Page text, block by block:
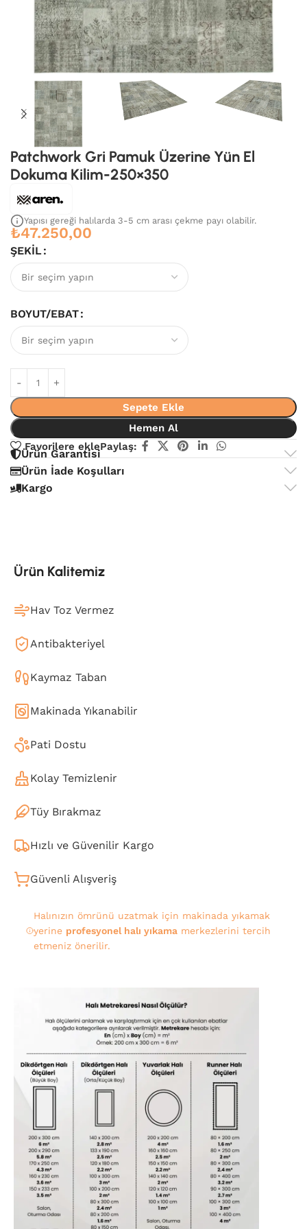
Patchwork Gri Pamuk Üzerine Yün El
Dokuma Kilim-250×350
Yapısı gereği halılarda 3-5 cm arası çekme payı olabilir.
₺47.250,00
ŞEKIL
BOYUT/EBAT
Sepete Ekle
Hemen Al
Favorilere eklePaylaş:
Ürün Garantisi
Ürün İade Koşulları
Kargo
Ürün Kalitemiz
Hav Toz Vermez
Antibakteriyel
Kaymaz Taban
Makinada Yıkanabilir
Pati Dostu
Kolay Temizlenir
Tüy Bırakmaz
Hızlı ve Güvenilir Kargo
Güvenli Alışveriş
Halınızın ömrünü uzatmak için makinada yıkamak
yerine profesyonel halı yıkamamerkezlerini tercih
etmeniz önerilir.